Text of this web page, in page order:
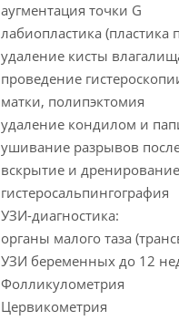
аугментация точки G
лабиопластика (пластика
удаление кисты
проведение
матки, полипэктомия
удаление кондилом и
ушивание разрывов
вскрытие и
гистеросальпингография
УЗИ-диагностика:
органы малого таза
УЗИ беременных до 12
Фолликулометрия
Цервикометрия